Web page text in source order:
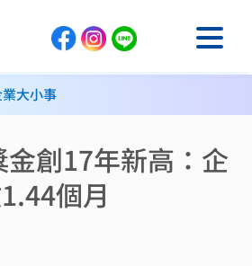
大小事
創17年新高：企
個月